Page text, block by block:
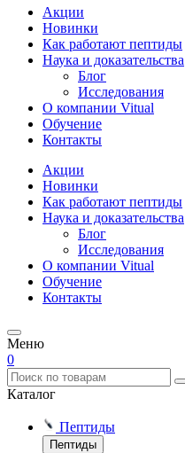
Акции
Новинки
Как работают пептиды
Наука и доказательства
Блог
Исследования
О компании Vitual
Обучение
Контакты
Акции
Новинки
Как работают пептиды
Наука и доказательства
Блог
Исследования
О компании Vitual
Обучение
Контакты
Меню
0
Каталог
Пептиды
Пептиды